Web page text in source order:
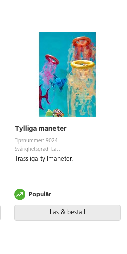
Tylliga maneter
Tipsnummer: 9024
Svårighetsgrad: Lätt
Trassliga tyllmaneter.
Läs & beställ
Populär